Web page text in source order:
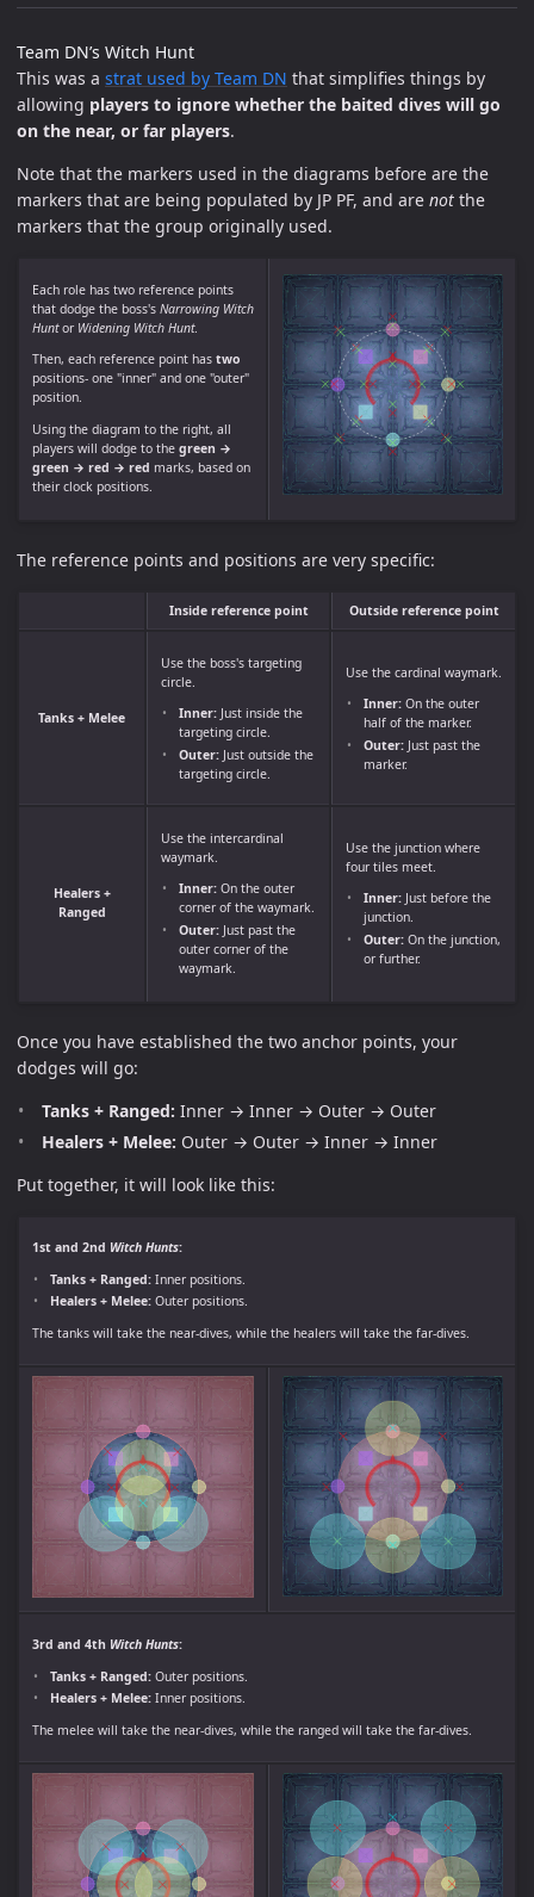
Team DN’s Witch Hunt
This was a strat used by Team DN that simplifies things by
allowing players to ignore whether the baited dives will go
on the near, or far players.
Note that the markers used in the diagrams before are the
markers that are being populated by JP PF, and are not the
markers that the group originally used.
Each role has two reference points
that dodge the boss's Narrowing Witch
Huntor Widening Witch Hunt.
Then, each reference point has two
positions- one "inner" and one "outer"
position.
Using the diagram to the right, all
players will dodge to the green →
green → red → red marks, based on
their clock positions.
The reference points and positions are very specific:
Inside reference point Outside reference point
Tanks + Melee
Use the boss's targeting
circle.
Inner: Just inside the
targeting circle.
Outer: Just outside the
targeting circle.
Use the cardinal waymark.
Inner: On the outer
half of the marker.
Outer: Just past the
marker.
Healers +
Ranged
Use the intercardinal
waymark.
Inner: On the outer
corner of the waymark.
Outer: Just past the
outer corner of the
waymark.
Use the junction where
four tiles meet.
Inner: Just before the
junction.
Outer: On the junction,
or further.
Once you have established the two anchor points, your
dodges will go:
Tanks + Ranged: Inner → Inner → Outer → Outer
Healers + Melee: Outer → Outer → Inner → Inner
Put together, it will look like this:
1st and 2nd Witch Hunts:
Tanks + Ranged: Inner positions.
Healers + Melee: Outer positions.
The tanks will take the near-dives, while the healers will take the far-dives.
3rd and 4th Witch Hunts:
Tanks + Ranged: Outer positions.
Healers + Melee: Inner positions.
The melee will take the near-dives, while the ranged will take the far-dives.